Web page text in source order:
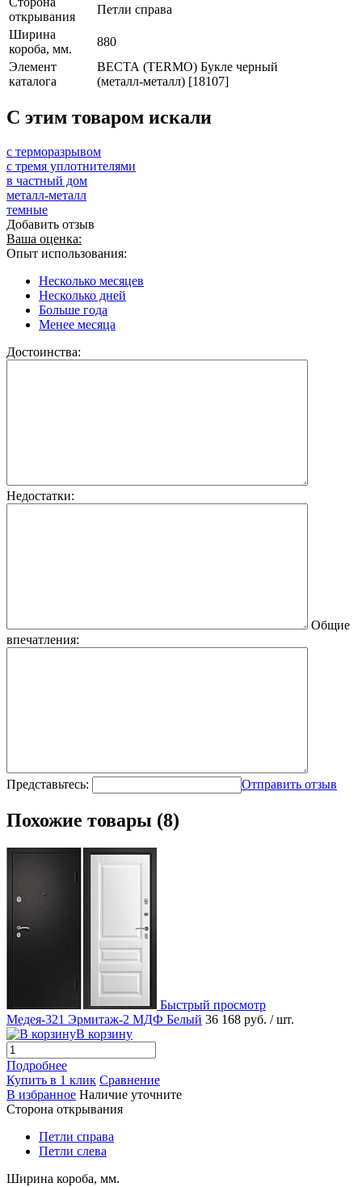
открывания
Петли справа
Ширина
короба, мм.
880
Элемент
каталога
ВЕСТА (TERMO) Букле черный
(металл-металл) [18107]
C этим товаром искали
с терморазрывом
с тремя уплотнителями
в частный дом
металл-металл
темные
Добавить отзыв
Ваша оценка:
Опыт использования:
Несколько месяцев
Несколько дней
Больше года
Менее месяца
Достоинства:
Недостатки:
Общие
впечатления:
Представьтесь: Отправить отзыв
Похожие товары (8)
Быстрый просмотр
Медея-321 Эрмитаж-2 МДФ Белый 36 168 руб. / шт.
В корзину
Подробнее
Купить в 1 клик Сравнение
В избранное Наличие уточните
Сторона открывания
Петли справа
Петли слева
Ширина короба, мм.